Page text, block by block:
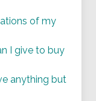
of my
I give to buy
anything but